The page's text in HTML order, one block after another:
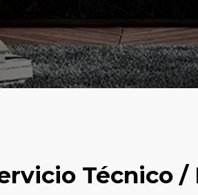
Técnico /